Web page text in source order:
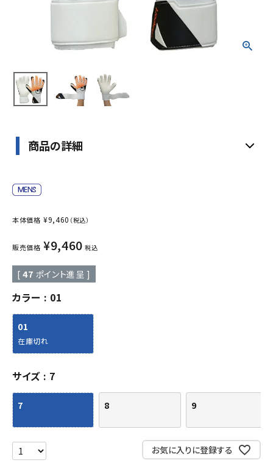
商品の詳細
本体価格 ¥9,460 （税込）
販売価格 ¥9,460 税込
[ 47 ポイント進呈 ]
カラー 01
01
在庫切れ
サイズ 7
7 8 9
お気に入りに登録する